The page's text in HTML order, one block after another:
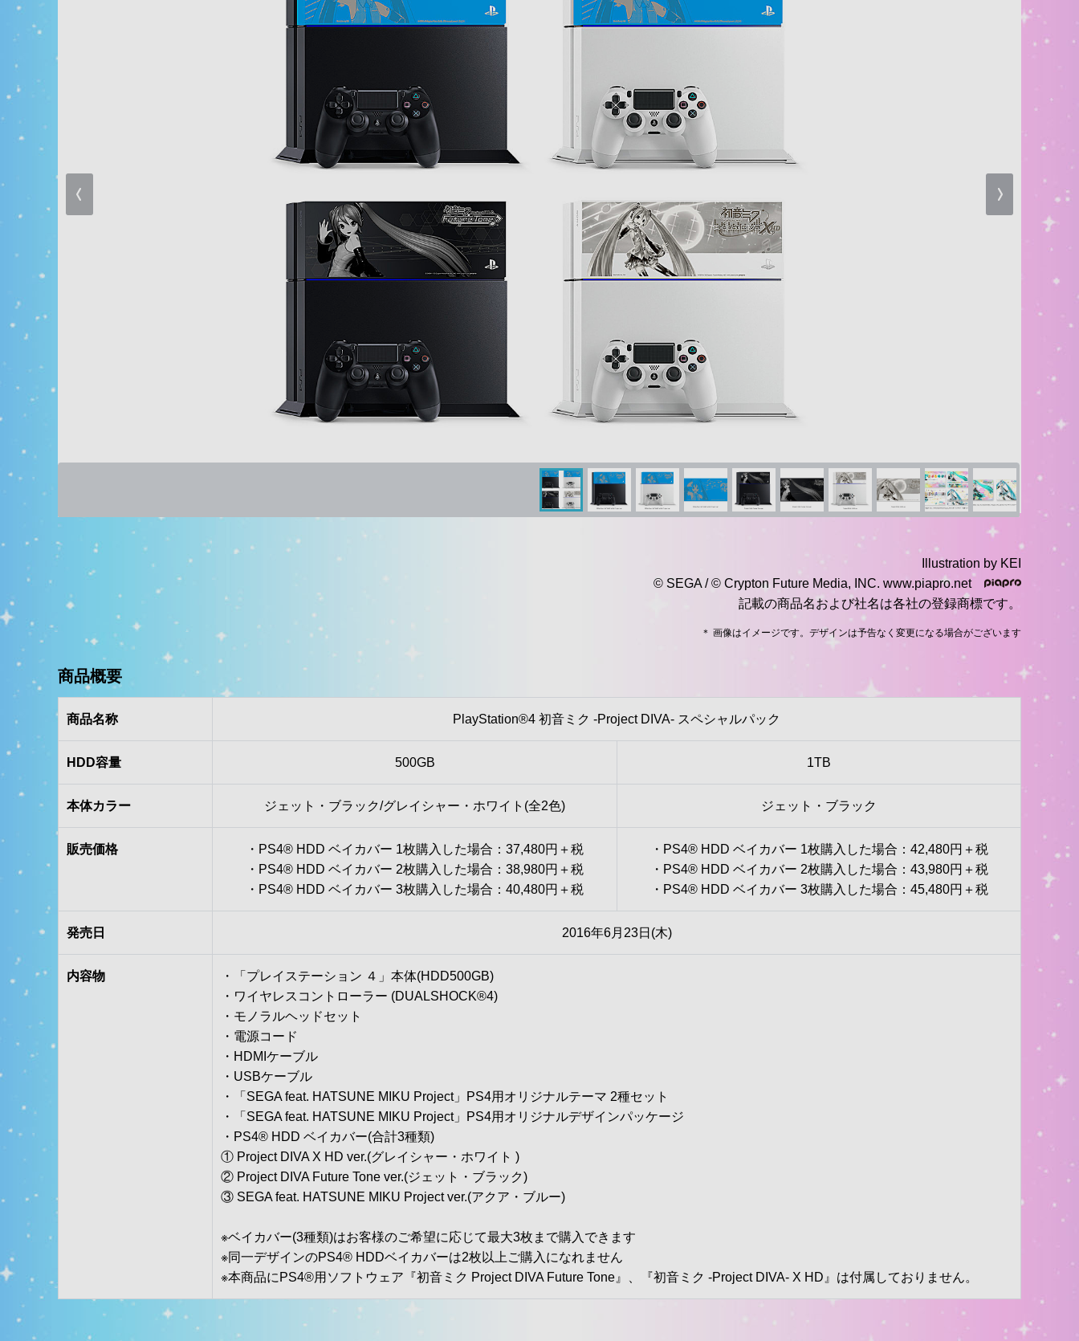
Illustration by KEI
© SEGA / © Crypton Future Media, INC. www.piapro.net
記載の商品名および社名は各社の登録商標です。
＊ 画像はイメージです。デザインは予告なく変更になる場合がございます
商品概要
商品名称 PlayStation®4 初音ミク -Project DIVA- スペシャルパック
HDD容量 500GB 1TB
本体カラー ジェット・ブラック/グレイシャー・ホワイト(全2色) ジェット・ブラック
販売価格
・PS4® HDD ベイカバー 1枚購入した場合：37,480円＋税
・PS4® HDD ベイカバー 2枚購入した場合：38,980円＋税
・PS4® HDD ベイカバー 3枚購入した場合：40,480円＋税
・PS4® HDD ベイカバー 1枚購入した場合：42,480円＋税
・PS4® HDD ベイカバー 2枚購入した場合：43,980円＋税
・PS4® HDD ベイカバー 3枚購入した場合：45,480円＋税
発売日 2016年6月23日(木)
内容物
・「プレイステーション ４」本体(HDD500GB)
・ワイヤレスコントローラー (DUALSHOCK®4)
・モノラルヘッドセット
・電源コード
・HDMIケーブル
・USBケーブル
・「SEGA feat. HATSUNE MIKU Project」PS4用オリジナルテーマ 2種セット
・「SEGA feat. HATSUNE MIKU Project」PS4用オリジナルデザインパッケージ
・PS4® HDD ベイカバー(合計3種類)
① Project DIVA X HD ver.(グレイシャー・ホワイト )
② Project DIVA Future Tone ver.(ジェット・ブラック)
③ SEGA feat. HATSUNE MIKU Project ver.(アクア・ブルー)
※ベイカバー(3種類)はお客様のご希望に応じて最大3枚まで購入できます
※同一デザインのPS4® HDDベイカバーは2枚以上ご購入になれません
※本商品にPS4®用ソフトウェア『初音ミク Project DIVA Future Tone』、『初音ミク -Project DIVA- X HD』は付属しておりません。